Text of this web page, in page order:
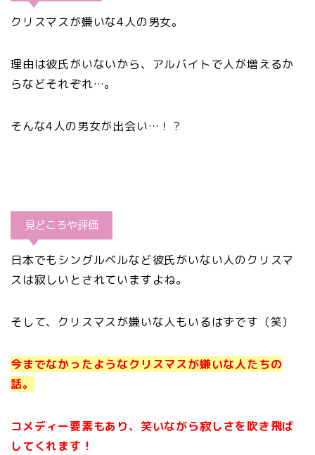
クリスマスが嫌いな4人の男女。
理由は彼氏がいないから、アルバイトで人が増えるか
らなどそれぞれ…。
そんな4人の男女が出会い…！？
見どころや評価
日本でもシングルベルなど彼氏がいない人のクリスマ
スは寂しいとされていますよね。
そして、クリスマスが嫌いな人もいるはずです（笑）
今までなかったようなクリスマスが嫌いな人たちの
話。
コメディー要素もあり、笑いながら寂しさを吹き飛ば
してくれます！